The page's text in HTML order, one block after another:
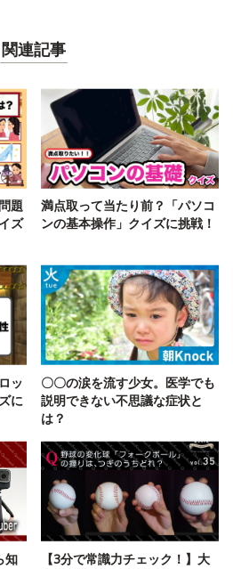
関連記事
題
ズ
満点取って当たり前？「パソコ
ンの基本操作」クイズに挑戦！
ッ
に
〇〇の涙を流す少女。医学でも
説明できない不思議な症状と
は？
知
【3分で常識力チェック！】大